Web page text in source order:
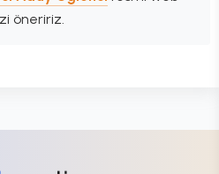
öneririz.